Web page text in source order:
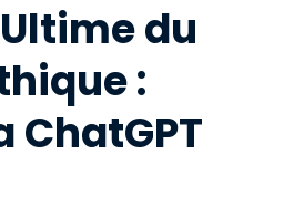
du
:
ChatGPT